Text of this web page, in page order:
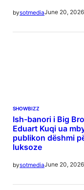
bysotmediaJune 20, 2026
SHOWBIZZ
Ish-banori i Big
Eduart Kuqi ua
publikon dëshmi
luksoze
bysotmediaJune 20, 2026